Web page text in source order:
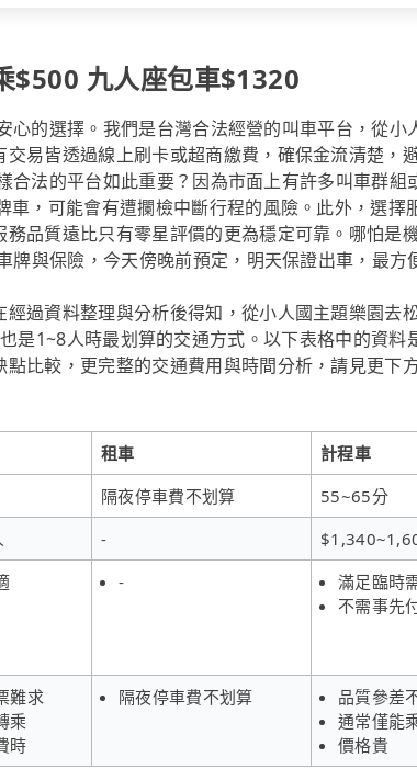
$500 九人座包車$1320
的選擇。我們是台灣合法經營的叫車平台，從小
易皆透過線上刷卡或超商繳費，確保金流清楚，
法的平台如此重要？因為市面上有許多叫車群組
車，可能會有遭攔檢中斷行程的風險。此外，選擇
品質遠比只有零星評價的更為穩定可靠。哪怕是
與保險，今天傍晚前預定，明天保證出車，最方
過資料整理與分析後得知，從小人國主題樂園去
1~8人時最划算的交通方式。以下表格中的資料
比較，更完整的交通費用與時間分析，請見更下
租車
計程車
隔夜停車費不划算
55~65分
-
-
滿足臨時
不需事先
難求
乘
時
隔夜停車費不划算
品質參差
通常僅能
價格貴